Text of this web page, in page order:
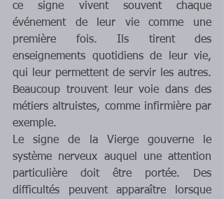
ce signe vivent souvent chaque
événement de leur vie comme une
première fois. Ils tirent des
enseignements quotidiens de leur vie,
qui leur permettent de servir les autres.
Beaucoup trouvent leur voie dans des
métiers altruistes, comme infirmière par
exemple.
Le signe de la Vierge gouverne le
système nerveux auquel une attention
particulière doit être portée. Des
difficultés peuvent apparaître lorsque